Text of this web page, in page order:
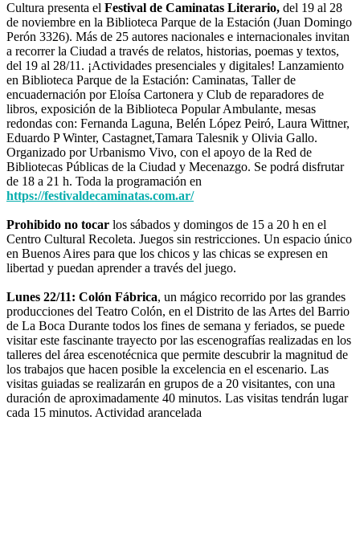
Cultura presenta el Festival de Caminatas Literario, del 19 al 28
de noviembre en la Biblioteca Parque de la Estación (Juan Domingo
Perón 3326). Más de 25 autores nacionales e internacionales invitan
a recorrer la Ciudad a través de relatos, historias, poemas y textos,
del 19 al 28/11. ¡Actividades presenciales y digitales! Lanzamiento
en Biblioteca Parque de la Estación: Caminatas, Taller de
encuadernación por Eloísa Cartonera y Club de reparadores de
libros, exposición de la Biblioteca Popular Ambulante, mesas
redondas con: Fernanda Laguna, Belén López Peiró, Laura Wittner,
Eduardo P Winter, Castagnet,Tamara Talesnik y Olivia Gallo.
Organizado por Urbanismo Vivo, con el apoyo de la Red de
Bibliotecas Públicas de la Ciudad y Mecenazgo. Se podrá disfrutar
de 18 a 21 h. Toda la programación en
https://festivaldecaminatas.com.ar/
Prohibido no tocar los sábados y domingos de 15 a 20 h en el
Centro Cultural Recoleta. Juegos sin restricciones. Un espacio único
en Buenos Aires para que los chicos y las chicas se expresen en
libertad y puedan aprender a través del juego.
Lunes 22/11: Colón Fábrica, un mágico recorrido por las grandes
producciones del Teatro Colón, en el Distrito de las Artes del Barrio
de La Boca Durante todos los fines de semana y feriados, se puede
visitar este fascinante trayecto por las escenografías realizadas en los
talleres del área escenotécnica que permite descubrir la magnitud de
los trabajos que hacen posible la excelencia en el escenario. Las
visitas guiadas se realizarán en grupos de a 20 visitantes, con una
duración de aproximadamente 40 minutos. Las visitas tendrán lugar
cada 15 minutos. Actividad arancelada